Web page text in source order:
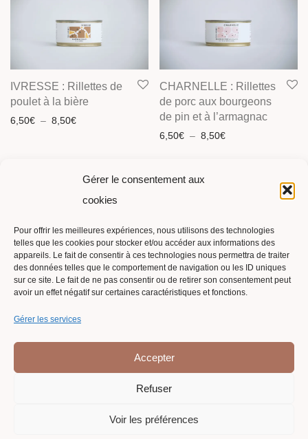
Gérer le consentement aux
cookies
Pour offrir les meilleures expériences, nous utilisons des technologies
telles que les cookies pour stocker et/ou accéder aux informations des
appareils. Le fait de consentir à ces technologies nous permettra de traiter
des données telles que le comportement de navigation ou les ID uniques
sur ce site. Le fait de ne pas consentir ou de retirer son consentement peut
avoir un effet négatif sur certaines caractéristiques et fonctions.
Gérer les services
Accepter
Refuser
Voir les préférences
IVRESSE : Rillettes de
poulet à la bière
6,50€ – 8,50€Plage de prix : 6,50€ à 8,50€
CHARNELLE : Rillettes
de porc aux bourgeons
de pin et à l’armagnac
6,50€ – 8,50€Plage de prix :
Suivi de commande
Contact
Mentions légales et Politique de Confidentialité
Conditions générales de vente